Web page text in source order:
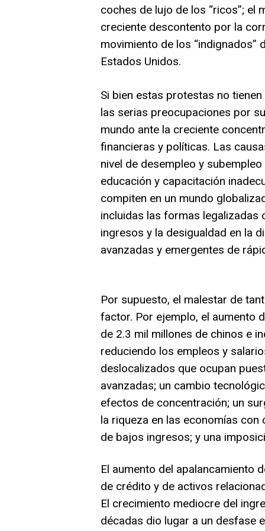
coches de lujo de los “ricos”; el
creciente descontento por la
movimiento de los “indignados”
Estados Unidos.
Si bien estas protestas no
las serias preocupaciones por
mundo ante la creciente
financieras y políticas. Las
nivel de desempleo y
educación y capacitación
compiten en un mundo
incluidas las formas legalizadas
ingresos y la desigualdad en la
avanzadas y emergentes de
Por supuesto, el malestar de
factor. Por ejemplo, el aumento
de 2.3 mil millones de chinos e
reduciendo los empleos y
deslocalizados que ocupan
avanzadas; un cambio
efectos de concentración; un
la riqueza en las economías
de bajos ingresos; y una
El aumento del apalancamiento
de crédito y de activos
El crecimiento mediocre del
décadas dio lugar a un desfase